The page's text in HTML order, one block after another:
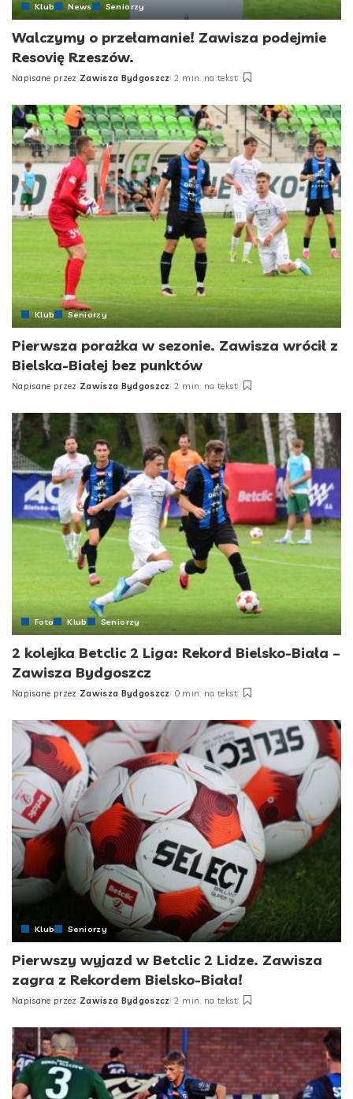
Klub News Seniorzy
Walczymy o przełamanie! Zawisza podejmie
Resovię Rzeszów.
Posted
Napisane przez Zawisza Bydgoszcz 2 min. na tekst
Klub Seniorzy
Pierwsza porażka w sezonie. Zawisza wrócił z
Bielska-Białej bez punktów
Posted
Napisane przez Zawisza Bydgoszcz 2 min. na tekst
Foto Klub Seniorzy
2 kolejka Betclic 2 Liga: Rekord Bielsko-Biała –
Zawisza Bydgoszcz
Posted
Napisane przez Zawisza Bydgoszcz 0 min. na tekst
Klub Seniorzy
Pierwszy wyjazd w Betclic 2 Lidze. Zawisza
zagra z Rekordem Bielsko-Biała!
Posted
Napisane przez Zawisza Bydgoszcz 2 min. na tekst